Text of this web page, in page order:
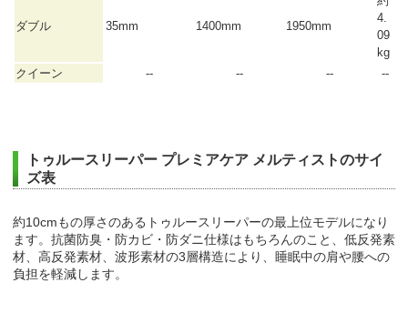
ダブル 35mm 1400mm 1950mm
4.
09
kg
クイーン
-- -- -- --
トゥルースリーパー プレミアケア メルティストのサイ
ズ表
約10cmもの厚さのあるトゥルースリーパーの最上位モデルになり
ます。抗菌防臭・防カビ・防ダニ仕様はもちろんのこと、低反発素
材、高反発素材、波形素材の3層構造により、睡眠中の肩や腰への
負担を軽減します。